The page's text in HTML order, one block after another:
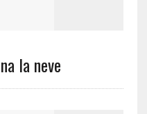
la neve